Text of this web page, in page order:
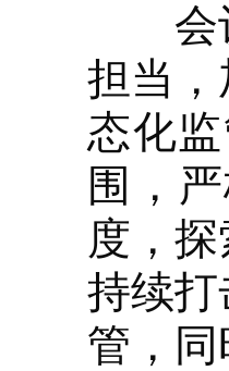
会议
担当
态化
围，
度，
持续
管，